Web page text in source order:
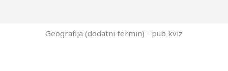
Geografija (dodatni termin) - pub kviz